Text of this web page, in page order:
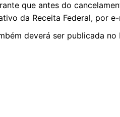
que antes do
da Receita Federal, por
deverá ser publicada no